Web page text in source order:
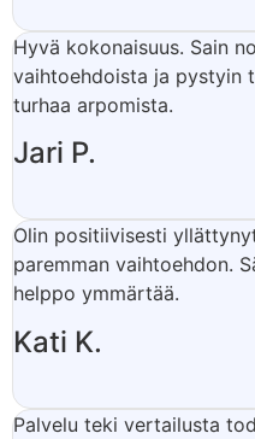
Hyvä kokonaisuus. Sain
vaihtoehdoista ja pystyin
turhaa arpomista.
Jari P.
Olin positiivisesti
paremman vaihtoehdon.
helppo ymmärtää.
Kati K.
Palvelu teki vertailusta